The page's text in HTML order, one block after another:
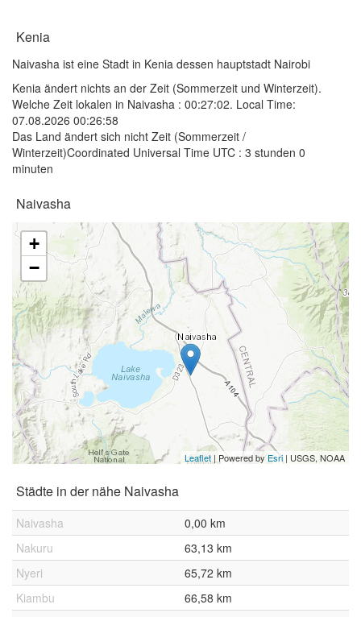
Kenia
Naivasha ist eine Stadt in Kenia dessen hauptstadt Nairobi
Kenia ändert nichts an der Zeit (Sommerzeit und Winterzeit).
Welche Zeit lokalen in Naivasha : 00:27:02. Local Time:
07.08.2026 00:26:58
Das Land ändert sich nicht Zeit (Sommerzeit /
Winterzeit)Coordinated Universal Time UTC : 3 stunden 0
minuten
Naivasha
+
−
Leaflet | Powered by Esri | USGS, NOAA
Städte in der nähe Naivasha
Naivasha
0,00 km
Nakuru
63,13 km
Nyeri
65,72 km
Kiambu
66,58 km